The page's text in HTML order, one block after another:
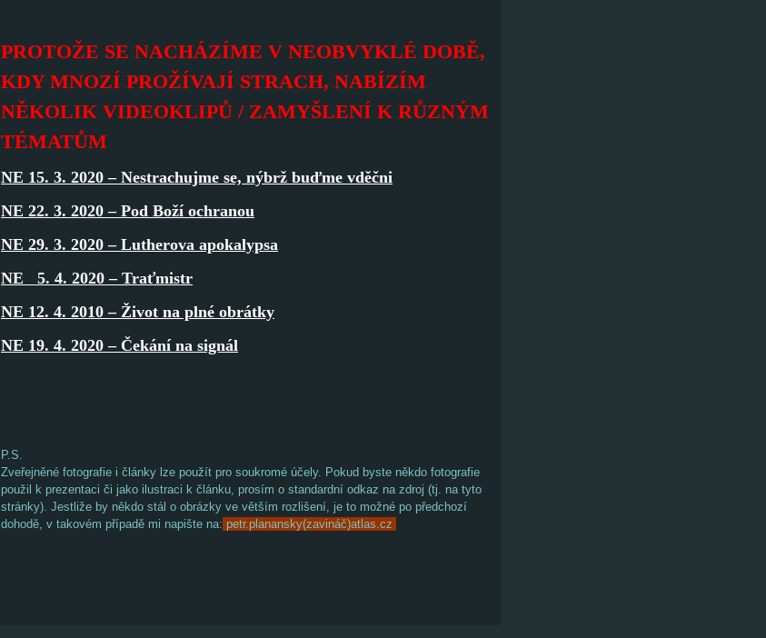
PROTOŽE SE NACHÁZÍME V NEOBVYKLÉ DOBĚ,
KDY MNOZÍ PROŽÍVAJÍ STRACH, NABÍZÍM
NĚKOLIK VIDEOKLIPŮ / ZAMYŠLENÍ K RŮZNÝM
TÉMATŮM
NE 15. 3. 2020 – Nestrachujme se, nýbrž buďme vděčni
NE 22. 3. 2020 – Pod Boží ochranou
NE 29. 3. 2020 – Lutherova apokalypsa
NE 5. 4. 2020 – Traťmistr
NE 12. 4. 2010 – Život na plné obrátky
NE 19. 4. 2020 – Čekání na signál
P.S.
Zveřejněné fotografie i články lze použít pro soukromé účely. Pokud byste někdo fotografie
použil k prezentaci či jako ilustraci k článku, prosím o standardní odkaz na zdroj (tj. na tyto
stránky). Jestliže by někdo stál o obrázky ve větším rozlišení, je to možné po předchozí
dohodě, v takovém případě mi napište na: petr.planansky(zavináč)atlas.cz